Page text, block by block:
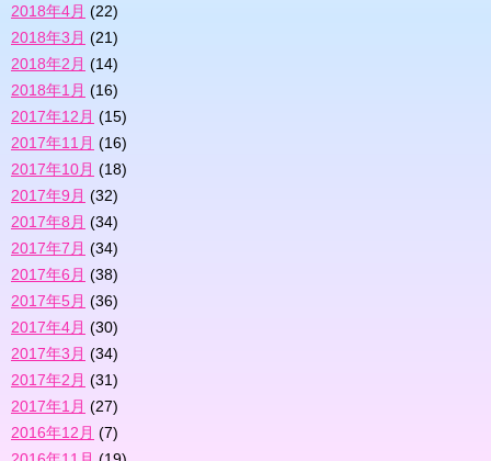
2018年4月 (22)
2018年3月 (21)
2018年2月 (14)
2018年1月 (16)
2017年12月 (15)
2017年11月 (16)
2017年10月 (18)
2017年9月 (32)
2017年8月 (34)
2017年7月 (34)
2017年6月 (38)
2017年5月 (36)
2017年4月 (30)
2017年3月 (34)
2017年2月 (31)
2017年1月 (27)
2016年12月 (7)